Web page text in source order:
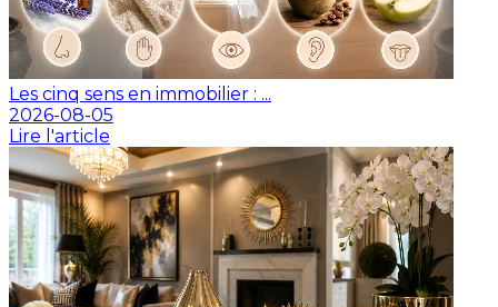
Les cinq sens en immobilier : ...
2026-08-05
Lire l'article